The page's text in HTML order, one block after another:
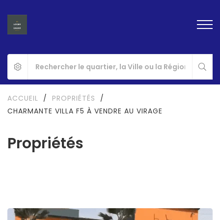
Propriétés
ACCUEIL / PROPRIÉTÉS
/
CHARMANTE VILLA F5 À VENDRE AU VIRAGE